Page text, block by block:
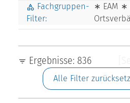
Fachgruppen-
Filter:
∗ EAM ∗
Ergebnisse: 836
Alle Filter